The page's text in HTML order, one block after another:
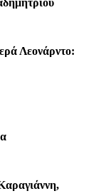
Λεονάρντο: